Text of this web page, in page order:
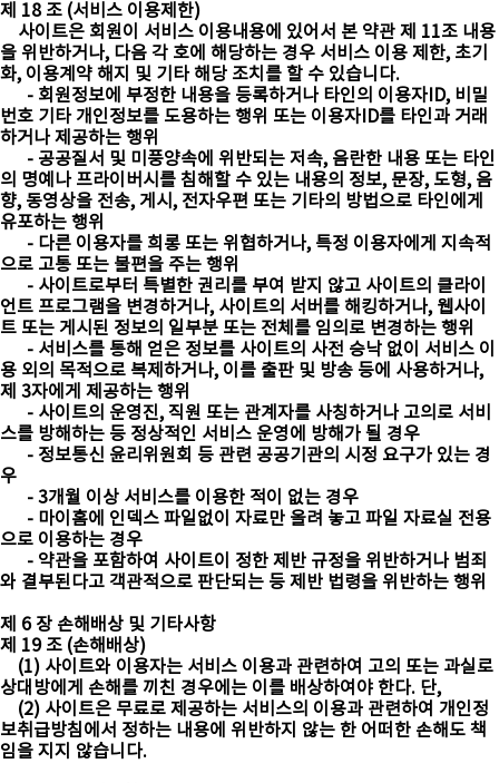
제 18 조 (서비스 이용제한)
사이트은 회원이 서비스 이용내용에 있어서 본 약관 제 11조 내용
을 위반하거나, 다음 각 호에 해당하는 경우 서비스 이용 제한, 초기
화, 이용계약 해지 및 기타 해당 조치를 할 수 있습니다.
- 회원정보에 부정한 내용을 등록하거나 타인의 이용자ID, 비밀
번호 기타 개인정보를 도용하는 행위 또는 이용자ID를 타인과 거래
하거나 제공하는 행위
- 공공질서 및 미풍양속에 위반되는 저속, 음란한 내용 또는 타인
의 명예나 프라이버시를 침해할 수 있는 내용의 정보, 문장, 도형, 음
향, 동영상을 전송, 게시, 전자우편 또는 기타의 방법으로 타인에게
유포하는 행위
- 다른 이용자를 희롱 또는 위협하거나, 특정 이용자에게 지속적
으로 고통 또는 불편을 주는 행위
- 사이트로부터 특별한 권리를 부여 받지 않고 사이트의 클라이
언트 프로그램을 변경하거나, 사이트의 서버를 해킹하거나, 웹사이
트 또는 게시된 정보의 일부분 또는 전체를 임의로 변경하는 행위
- 서비스를 통해 얻은 정보를 사이트의 사전 승낙 없이 서비스 이
용 외의 목적으로 복제하거나, 이를 출판 및 방송 등에 사용하거나,
제 3자에게 제공하는 행위
- 사이트의 운영진, 직원 또는 관계자를 사칭하거나 고의로 서비
스를 방해하는 등 정상적인 서비스 운영에 방해가 될 경우
- 정보통신 윤리위원회 등 관련 공공기관의 시정 요구가 있는 경
우
- 3개월 이상 서비스를 이용한 적이 없는 경우
- 마이홈에 인덱스 파일없이 자료만 올려 놓고 파일 자료실 전용
으로 이용하는 경우
- 약관을 포함하여 사이트이 정한 제반 규정을 위반하거나 범죄
와 결부된다고 객관적으로 판단되는 등 제반 법령을 위반하는 행위
제 6 장 손해배상 및 기타사항
제 19 조 (손해배상)
(1) 사이트와 이용자는 서비스 이용과 관련하여 고의 또는 과실로
상대방에게 손해를 끼친 경우에는 이를 배상하여야 한다. 단,
(2) 사이트은 무료로 제공하는 서비스의 이용과 관련하여 개인정
보취급방침에서 정하는 내용에 위반하지 않는 한 어떠한 손해도 책
임을 지지 않습니다.